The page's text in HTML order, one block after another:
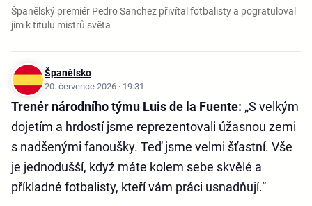
Španělský premiér Pedro Sanchez přivítal fotbalisty a pogratuloval
jim k titulu mistrů světa
Španělsko
20. července 2026 · 19:31
Trenér národního týmu Luis de la Fuente: „S velkým
dojetím a hrdostí jsme reprezentovali úžasnou zemi
s nadšenými fanoušky. Teď jsme velmi šťastní. Vše
je jednodušší, když máte kolem sebe skvělé a
příkladné fotbalisty, kteří vám práci usnadňují.“